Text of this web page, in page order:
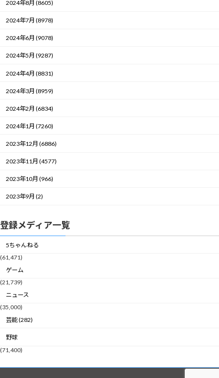
2024年8月 (8605)
2024年7月 (8978)
2024年6月 (9078)
2024年5月 (9287)
2024年4月 (8831)
2024年3月 (8959)
2024年2月 (6834)
2024年1月 (7260)
2023年12月 (6886)
2023年11月 (4577)
2023年10月 (966)
2023年9月 (2)
登録メディア一覧
5ちゃんねる
(61,471)
ゲーム
(21,739)
ニュース
(35,000)
芸能 (282)
野球
(71,400)